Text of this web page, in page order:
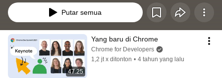
Putar semua
47.25
Yang baru di Chrome
Chrome for Developers
1,2 jt x ditonton • 4 tahun yang lalu